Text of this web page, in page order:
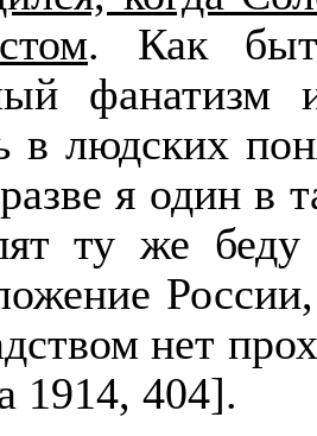
. Как
фанатизм
в людских
я один в
ту же
нет
1914, 404].